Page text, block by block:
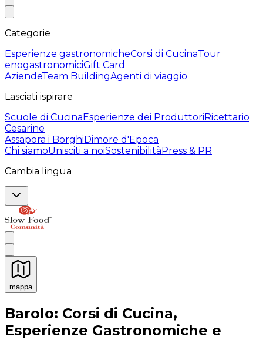
Categorie
Esperienze gastronomicheCorsi di CucinaTour
enogastronomiciGift Card
AziendeTeam BuildingAgenti di viaggio
Lasciati ispirare
Scuole di CucinaEsperienze dei ProduttoriRicettario
Cesarine
Assapora i BorghiDimore d'Epoca
Chi siamoUnisciti a noiSostenibilitàPress & PR
Cambia lingua
mappa
Esperienze culinarie indimenticabili: Esperienze
Barolo: Corsi di Cucina,
Esperienze Gastronomiche e